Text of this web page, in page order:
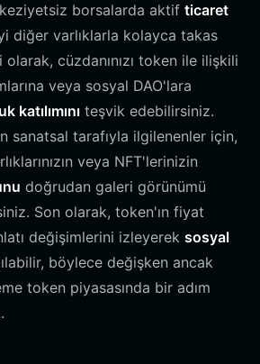
borsalarda aktif ticaret
diğer varlıklarla kolayca takas
cüzdanınızı token ile ilişkili
veya sosyal DAO'lara
katılımını teşvik edebilirsiniz.
sanatsal tarafıyla ilgilenenler için,
veya NFT'lerinizin
doğrudan galeri görünümü
Son olarak, token'ın fiyat
değişimlerini izleyerek sosyal
böylece değişken ancak
token piyasasında bir adım